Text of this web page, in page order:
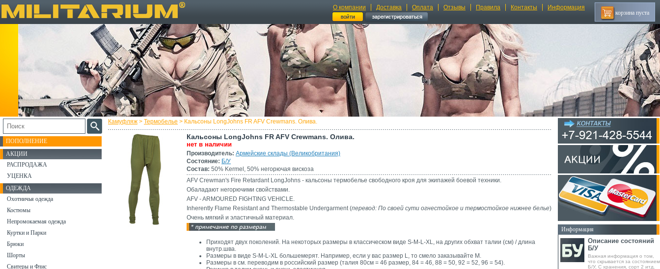
О компании Доставка Оплата Отзывы Правила Контакты Информация
корзина пуста
Камуфляж > Термобелье > Кальсоны LongJohns FR AFV Crewmans. Олива.
Кальсоны LongJohns FR AFV Crewmans. Олива.
нет в наличии
Производитель: Армейские склады (Великобритания)
Состояние: Б/У
Состав: 50% Kermel, 50% негорючая вискоза
AFV Crewman's Fire Retardant LongJohns - кальсоны термобелье свободного кроя для экипажей боевой техники.
Обаладают негорючими свойствами.
AFV - ARMOURED FIGHTING VEHICLE.
Inherently Flame Resistant and Thermostable Undergarment (перевод: По своей сути огнестойкое и термостойкое нижнее белье)
Очень мягкий и эластичный материал.
Приходят двух поколений. На некоторых размеры в классическом виде S-M-L-XL, на других обхват талии (см) / длина
внутр.шва.
Размеры в виде S-M-L-XL большемерят. Например, если у вас размер L, то смело заказывайте M.
Размеры в см. переводим в российский размер (талия 80см = 46 размер, 84 = 46, 88 = 50, 92 = 52, 96 = 54).
ПОПОЛНЕНИЕ
АКЦИИ
РАСПРОДАЖА
УЦЕНКА
ОДЕЖДА
Охотничья одежда
Костюмы
Непромокаемая одежда
Куртки и Парки
Брюки
Шорты
Свитеры и Флис
Информация
Описание состояний
Б/У
Важная информация о том,
что скрывается за состоянием
Б/У, С хранения, сорт 2 итд.